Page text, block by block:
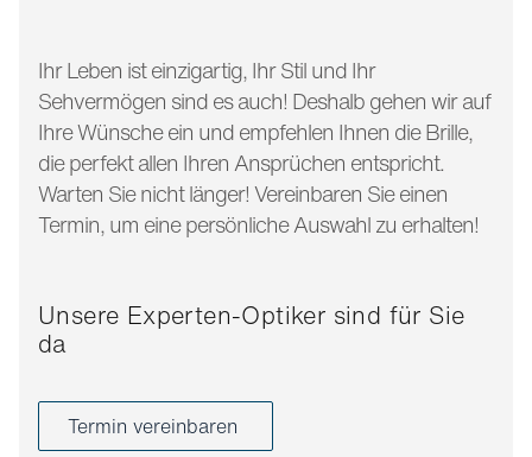
Ihr Leben ist einzigartig, Ihr Stil und Ihr
Sehvermögen sind es auch! Deshalb gehen wir auf
Ihre Wünsche ein und empfehlen Ihnen die Brille,
die perfekt allen Ihren Ansprüchen entspricht.
Warten Sie nicht länger! Vereinbaren Sie einen
Termin, um eine persönliche Auswahl zu erhalten!
Unsere Experten-Optiker sind für Sie
da
Termin vereinbaren